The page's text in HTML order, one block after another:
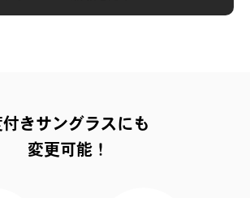
付きサングラスにも
変更可能！